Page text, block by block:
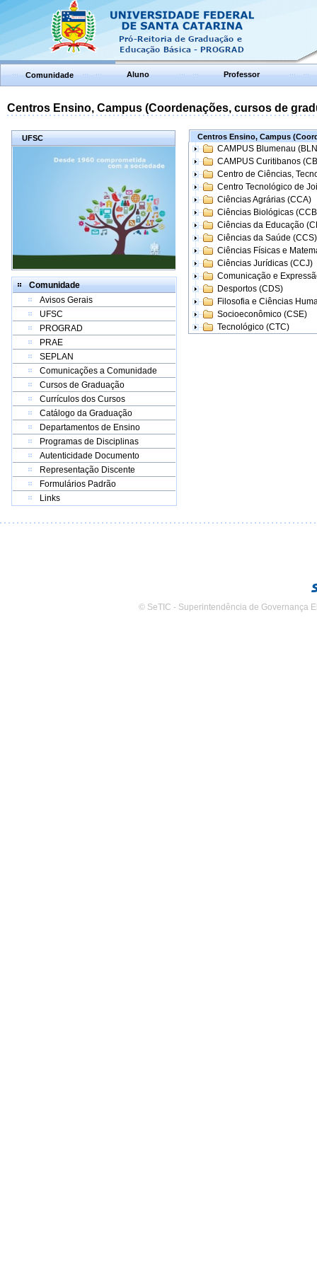
Comunidade Aluno Professor
Centros Ensino, Campus (Coordenações, cursos de
UFSC
Comunidade
Avisos Gerais
UFSC
PROGRAD
PRAE
SEPLAN
Comunicações a Comunidade
Cursos de Graduação
Currículos dos Cursos
Catálogo da Graduação
Departamentos de Ensino
Programas de Disciplinas
Autenticidade Documento
Representação Discente
Formulários Padrão
Links
Centros Ensino, Campus
CAMPUS Blumenau
CAMPUS Curitibanos
Centro de Ciências,
Centro Tecnológico de
Ciências Agrárias (CCA)
Ciências Biológicas
Ciências da Educação
Ciências da Saúde (CCS)
Ciências Físicas e
Ciências Jurídicas (CCJ)
Comunicação e
Desportos (CDS)
Filosofia e Ciências
Socioeconômico (CSE)
Tecnológico (CTC)
© SeTIC - Superintendência de Governança